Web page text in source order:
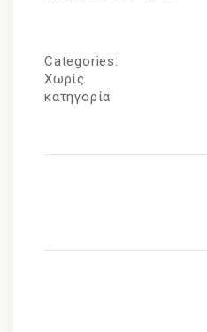
Categories:
Χωρίς
κατηγορία